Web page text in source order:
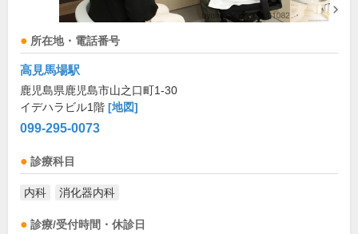
所在地・電話番号
高見馬場駅
鹿児島県鹿児島市山之口町1-30
イデハラビル1階 [地図]
099-295-0073
診療科目
内科 消化器内科
診療/受付時間・休診日